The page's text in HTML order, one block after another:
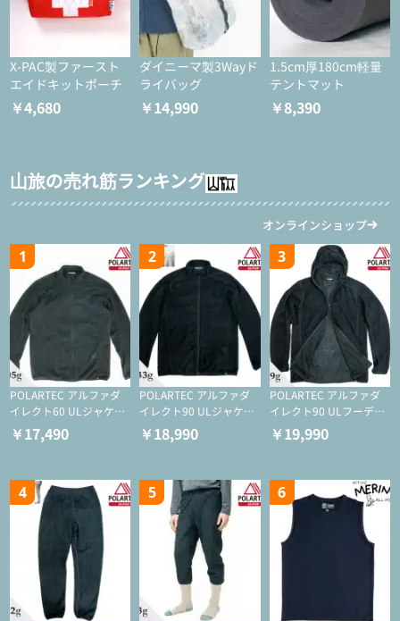
X-PAC製ファースト
エイドキットポーチ
￥4,680
ダイニーマ製3Wayド
ライバッグ
￥14,990
1.5cm厚180cm軽量
テントマット
￥8,390
山旅の売れ筋ランキング
オンラインショップ
1
POLARTEC アルファダ
イレクト60 ULジャケッ
ト（登山/ミドルレイヤ
ー/化繊ジャケット）
￥17,490
2
POLARTEC アルファダ
イレクト90 ULジャケッ
ト（アクティブインサレ
ーション/ミドルレイヤ
￥18,990
3
POLARTEC アルファダ
イレクト90 ULフーディ
（アクティブインサレー
ション/ミドルレイヤー/
￥19,990
4 5 6